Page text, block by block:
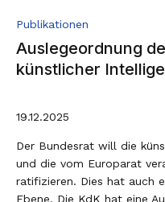
Newsletter
Aktuelle Geschäfte
Über uns
Auslegeordnung
künstlicher
Publikationen
19.12.2025
Der Bundesrat will die
und die vom Europarat
ratifizieren. Dies hat auch
Ebene. Die KdK hat eine